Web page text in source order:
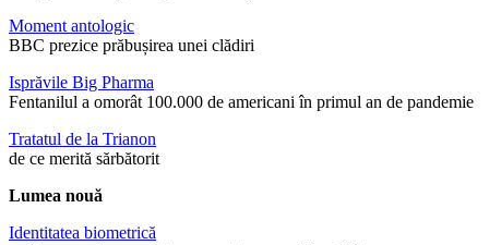
Moment antologic
BBC prezice prăbușirea unei clădiri
Isprăvile Big Pharma
Fentanilul a omorât 100.000 de americani în primul an de pandemie
Tratatul de la Trianon
de ce merită sărbătorit
Lumea nouă
Identitatea biometrică